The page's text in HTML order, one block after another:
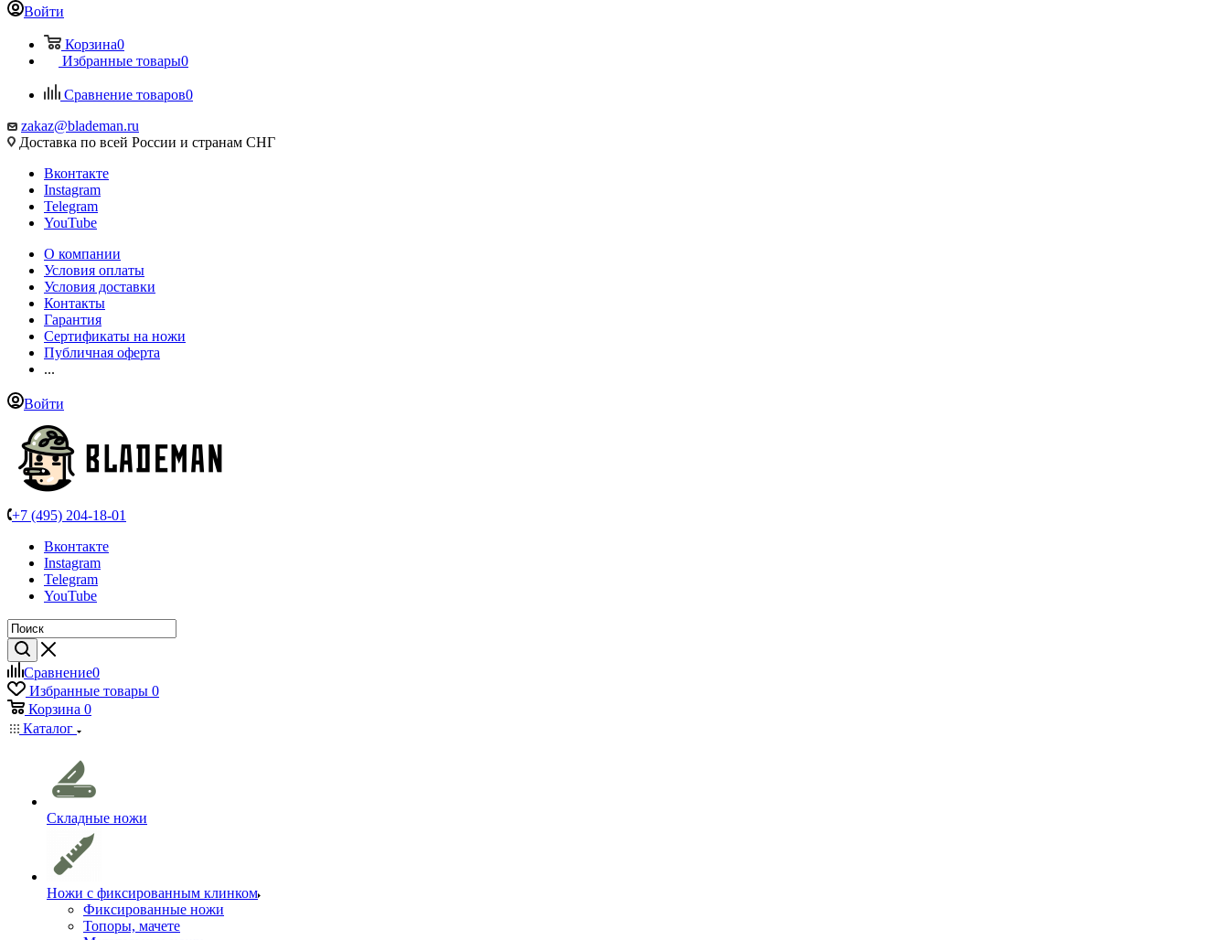
Войти
Корзина0
Избранные товары0
Сравнение товаров0
zakaz@blademan.ru
Доставка по всей России и странам СНГ
Вконтакте
Instagram
Telegram
YouTube
О компании
Условия оплаты
Условия доставки
Контакты
Гарантия
Сертификаты на ножи
Публичная оферта
...
Войти
+7 (495) 204-18-01
Вконтакте
Instagram
Telegram
YouTube
Сравнение0
Избранные товары 0
Корзина 0
Каталог
Складные ножи
Ножи с фиксированным клинком
Фиксированные ножи
Топоры, мачете